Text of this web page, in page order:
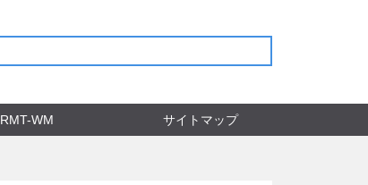
RMT-WM サイトマップ